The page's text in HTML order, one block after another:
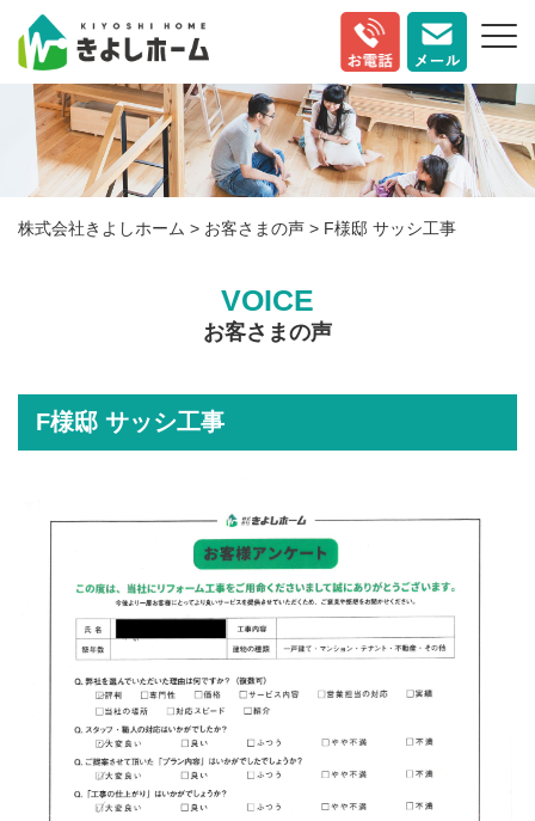
株式会社きよしホーム > お客さまの声 > F様邸 サッシ工事
VOICE
お客さまの声
F様邸 サッシ工事